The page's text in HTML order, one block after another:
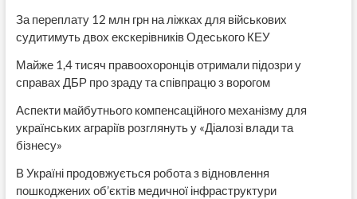
За переплату 12 млн грн на ліжках для військових
судитимуть двох екскерівників Одеського КЕУ
Майже 1,4 тисяч правоохоронців отримали підозри у
справах ДБР про зраду та співпрацю з ворогом
Аспекти майбутнього компенсаційного механізму для
українських аграріїв розглянуть у «Діалозі влади та
бізнесу»
В Україні продовжується робота з відновлення
пошкоджених об’єктів медичної інфраструктури